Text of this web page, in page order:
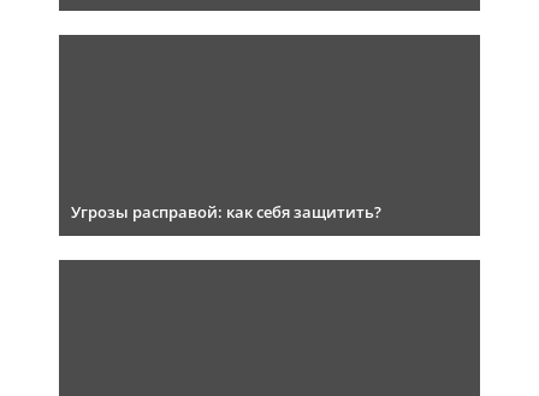
Угрозы расправой: как себя защитить?